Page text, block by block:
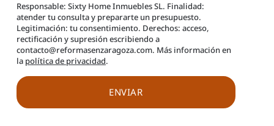
Responsable: Sixty Home Inmuebles SL. Finalidad:
atender tu consulta y prepararte un presupuesto.
Legitimación: tu consentimiento. Derechos: acceso,
rectificación y supresión escribiendo a
contacto@reformasenzaragoza.com. Más información en
la política de privacidad.